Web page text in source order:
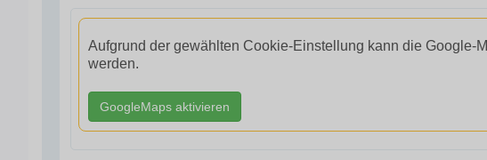
Aufgrund der gewählten Cookie-Einstellung kann die Google-
werden.
GoogleMaps aktivieren